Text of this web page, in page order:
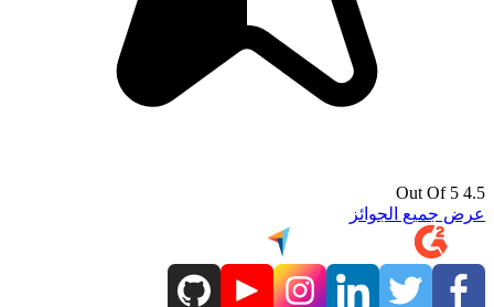
4.5 Out Of 5
عرض جميع الجوائز